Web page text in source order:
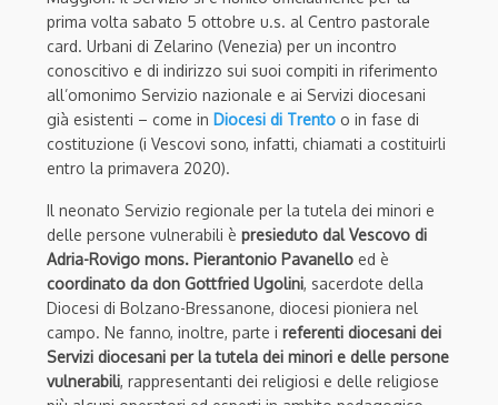
prima volta sabato 5 ottobre u.s. al Centro pastorale
card. Urbani di Zelarino (Venezia) per un incontro
conoscitivo e di indirizzo sui suoi compiti in riferimento
all’omonimo Servizio nazionale e ai Servizi diocesani
già esistenti – come in Diocesi di Trento o in fase di
costituzione (i Vescovi sono, infatti, chiamati a costituirli
entro la primavera 2020).
Il neonato Servizio regionale per la tutela dei minori e
delle persone vulnerabili è presieduto dal Vescovo di
Adria-Rovigo mons. Pierantonio Pavanello ed è
coordinato da don Gottfried Ugolini, sacerdote della
Diocesi di Bolzano-Bressanone, diocesi pioniera nel
campo. Ne fanno, inoltre, parte i referenti diocesani dei
Servizi diocesani per la tutela dei minori e delle persone
vulnerabili, rappresentanti dei religiosi e delle religiose